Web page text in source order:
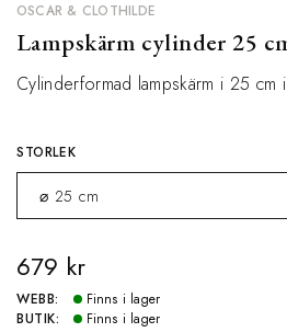
OSCAR & CLOTHILDE
Lampskärm cylinder 25
Cylinderformad lampskärm i 25 cm
STORLEK
679 kr
WEBB:
Finns i lager
BUTIK:
Finns i lager